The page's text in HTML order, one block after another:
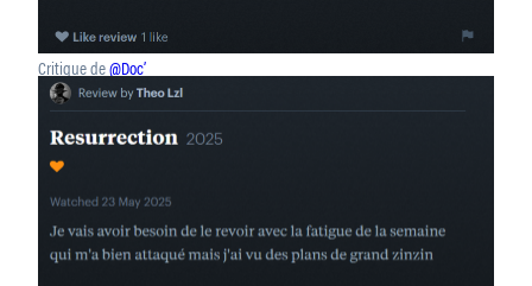
Critique de@Doc’